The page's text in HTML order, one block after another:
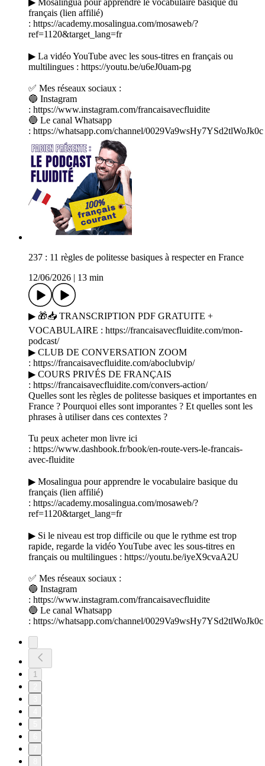
▶ Mosalingua pour apprendre le vocabulaire basique du
français (lien affilié)
: https://academy.mosalingua.com/mosaweb/?
ref=1120&target_lang=fr
▶ La vidéo YouTube avec les sous-titres en français ou
multilingues : https://youtu.be/u6eJ0uam-pg
✅ Mes réseaux sociaux :
🔵 Instagram
: https://www.instagram.com/francaisavecfluidite
🔵 Le canal Whatsapp
: https://whatsapp.com/channel/0029Va9wsHy7YSd2tlWoJk0c
237 : 11 règles de politesse basiques à respecter en France
12/06/2026
13 min
▶ 🎁📥 TRANSCRIPTION PDF GRATUITE +
VOCABULAIRE : https://francaisavecfluidite.com/mon-
podcast/
▶ CLUB DE CONVERSATION ZOOM
: https://francaisavecfluidite.com/aboclubvip/
▶ COURS PRIVÉS DE FRANÇAIS
: https://francaisavecfluidite.com/convers-action/
Quelles sont les règles de politesse basiques et importantes en
France ? Pourquoi elles sont imporantes ? Et quelles sont les
phrases à utiliser dans ces contextes ?
Tu peux acheter mon livre ici
: https://www.dashbook.fr/book/en-route-vers-le-francais-
avec-fluidite
▶ Mosalingua pour apprendre le vocabulaire basique du
français (lien affilié)
: https://academy.mosalingua.com/mosaweb/?
ref=1120&target_lang=fr
▶ Si le niveau est trop difficile ou que le rythme est trop
rapide, regarde la vidéo YouTube avec les sous-titres en
français ou multilingues : https://youtu.be/iyeX9cvaA2U
✅ Mes réseaux sociaux :
🔵 Instagram
: https://www.instagram.com/francaisavecfluidite
🔵 Le canal Whatsapp
: https://whatsapp.com/channel/0029Va9wsHy7YSd2tlWoJk0c
1